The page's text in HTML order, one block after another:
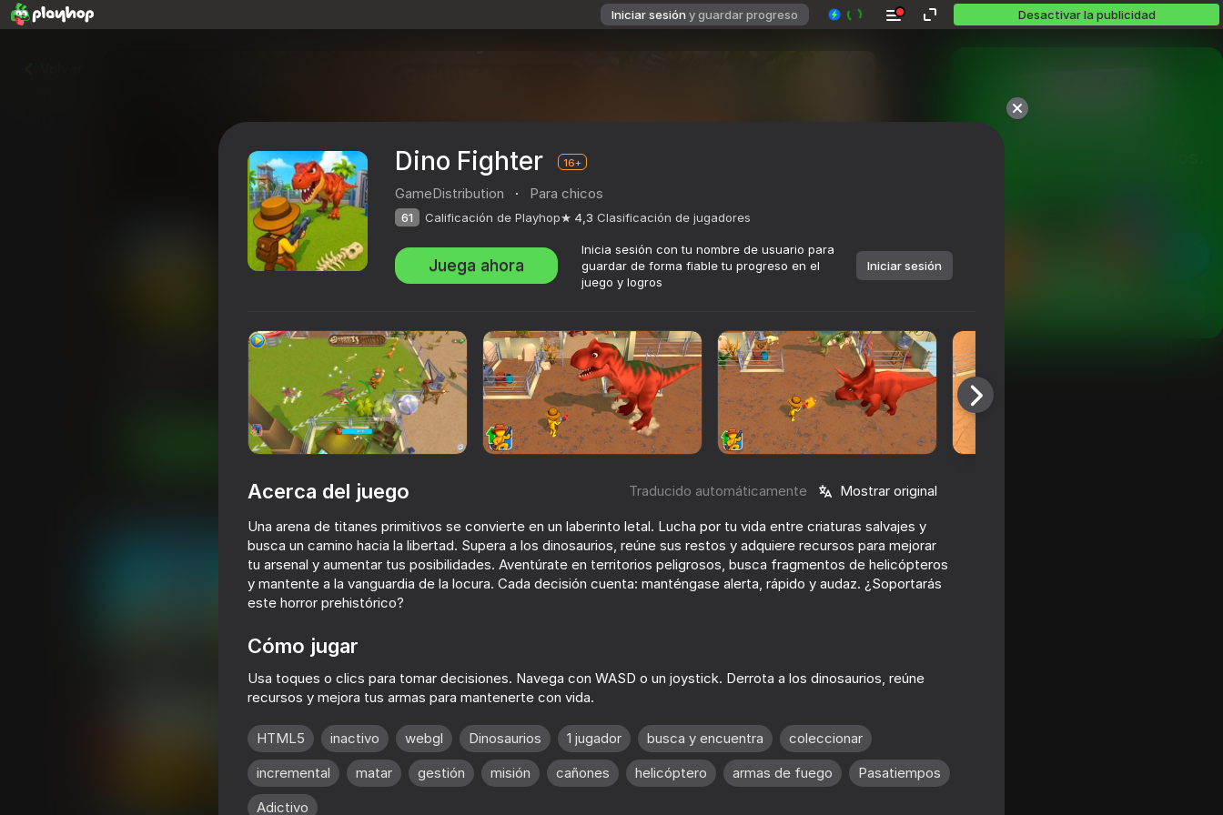
Iniciar sesión y guardar progreso Desactivar la publicidad
Más de 10,000 juegos.
Dino Fighter
4,3 Clasificación de jugadores 16+
GameDistribution
71
Epic Rage!
Shooter
57
Dino Fighter 16+
GameDistribution · Para chicos
61 Calificación de Playhop 4,3 Clasificación de jugadores
Juega ahora
Inicia sesión con tu nombre de usuario para
guardar de forma fiable tu progreso en el
juego y logros
Iniciar sesión
Acerca del juego Traducido automáticamente Mostrar original
Una arena de titanes primitivos se convierte en un laberinto letal. Lucha por tu vida entre criaturas salvajes y
busca un camino hacia la libertad. Supera a los dinosaurios, reúne sus restos y adquiere recursos para mejorar
tu arsenal y aumentar tus posibilidades. Aventúrate en territorios peligrosos, busca fragmentos de helicópteros
y mantente a la vanguardia de la locura. Cada decisión cuenta: manténgase alerta, rápido y audaz. ¿Soportarás
este horror prehistórico?
Cómo jugar
Usa toques o clics para tomar decisiones. Navega con WASD o un joystick. Derrota a los dinosaurios, reúne
recursos y mejora tus armas para mantenerte con vida.
HTML5 inactivo webgl Dinosaurios 1 jugador busca y encuentra
coleccionar
incremental
matar gestión misión cañones helicóptero armas de fuego
Pasatiempos
Adictivo